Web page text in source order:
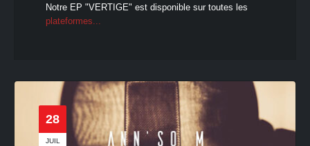
Notre EP "VERTIGE" est disponible sur toutes les
plateformes...
28
JUIL